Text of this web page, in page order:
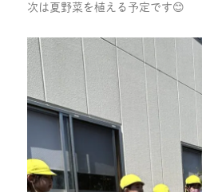
次は夏野菜を植える予定です😊